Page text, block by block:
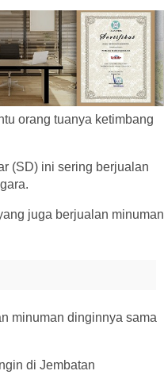
orang tuanya ketimbang
(SD) ini sering berjualan
juga berjualan minuman
minuman dinginnya sama
di Jembatan